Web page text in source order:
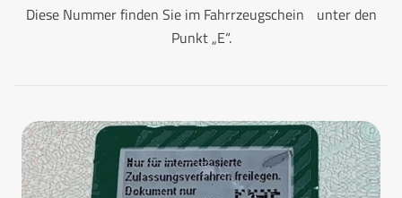
Diese Nummer finden Sie im Fahrrzeugschein unter den
Punkt „E“.